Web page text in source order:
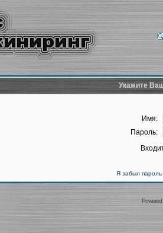
Укажите
Имя:
Пароль:
Я забыл пароль